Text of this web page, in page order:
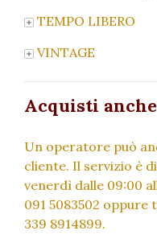
TEMPO LIBERO
VINTAGE
Acquisti
Un operatore può
cliente. Il servizio è
venerdì dalle 09:00
091 5083502
339 8914899.